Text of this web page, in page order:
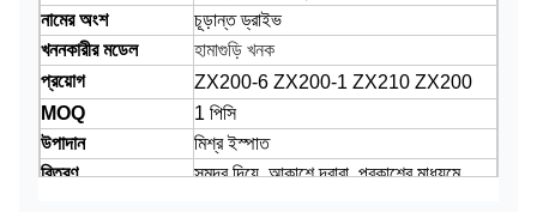
নামের অংশ
চূড়ান্ত ড্রাইভ
খননকারীর মডেল
হামাগুড়ি খনক
প্রয়োগ
ZX200-6 ZX200-1 ZX210 ZX200
MOQ
1 পিসি
উপাদান
মিশ্র ইস্পাত
বিতরণ
সমুদ্র দিয়ে, আকাশে দ্বারা, প্রকাশের মাধ্যমে